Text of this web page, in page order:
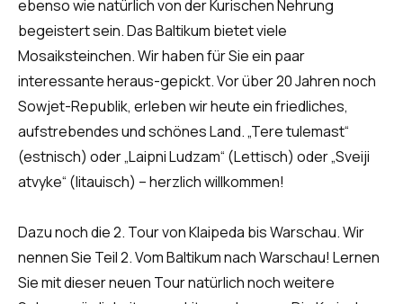
ebenso wie natürlich von der Kurischen Nehrung
begeistert sein. Das Baltikum bietet viele
Mosaiksteinchen. Wir haben für Sie ein paar
interessante heraus-gepickt. Vor über 20 Jahren noch
Sowjet-Republik, erleben wir heute ein friedliches,
aufstrebendes und schönes Land. „Tere tulemast“
(estnisch) oder „Laipni Ludzam“ (Lettisch) oder „Sveiji
atvyke“ (litauisch) – herzlich willkommen!
Dazu noch die 2. Tour von Klaipeda bis Warschau. Wir
nennen Sie Teil 2. Vom Baltikum nach Warschau! Lernen
Sie mit dieser neuen Tour natürlich noch weitere